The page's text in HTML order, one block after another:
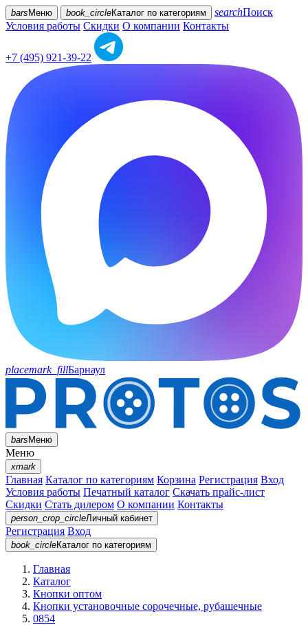
bars Меню book_circleКаталог по категориям searchПоиск
Условия работы Скидки О компании Контакты
+7 (495) 921-39-22
placemark_fillБарнаул
barsМеню
Меню
xmark
Главная Каталог по категориям Корзина Регистрация Вход
Условия работы Печатный каталог Скачать прайс-лист
Скидки Стать дилером О компании Контакты
person_crop_circleЛичный кабинет
Регистрация Вход
book_circleКаталог по категориям
Главная
Каталог
Кнопки оптом
Кнопки установочные сорочечные, рубашечные
0854